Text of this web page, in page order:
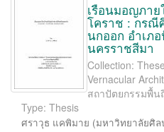
เรือนมอญภา
โคราช : กรณี
นกออก อำเภ
นครราชสีมา
Collection:
Vernacular
สถาปัตยกรรมพื้น
Type: Thesis
ศราวุธ แคพิมาย (มหาวิทยาลัยศิล